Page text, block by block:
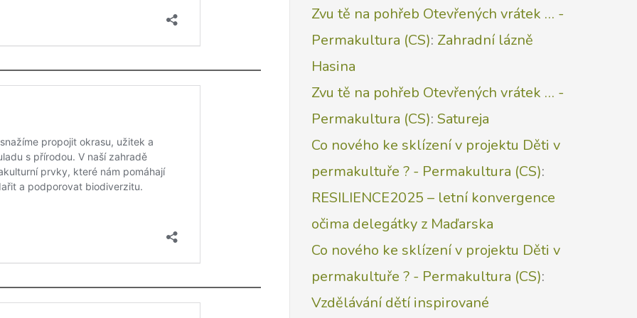
Zvu tě na pohřeb Otevřených vrátek … -
Permakultura (CS): Zahradní lázně
Hasina
Zvu tě na pohřeb Otevřených vrátek … -
Permakultura (CS):Satureja
Co nového ke sklízení v projektu Děti v
permakultuře ? - Permakultura (CS):
RESILIENCE2025 – letní konvergence
očima delegátky z Maďarska
Co nového ke sklízení v projektu Děti v
permakultuře ? - Permakultura (CS):
Vzdělávání dětí inspirované